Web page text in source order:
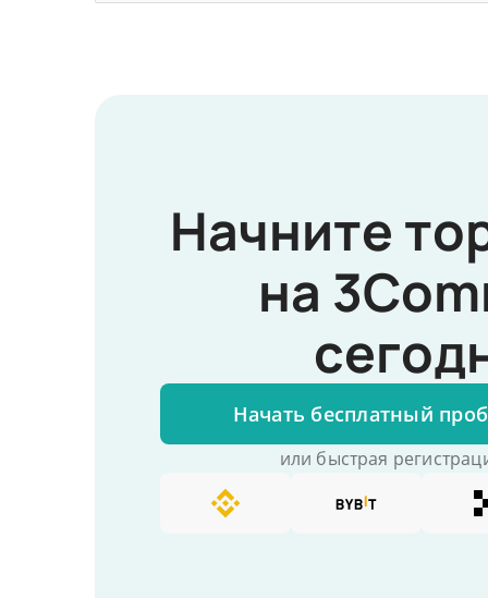
Начните
на
Начать бесплатный
или быстрая